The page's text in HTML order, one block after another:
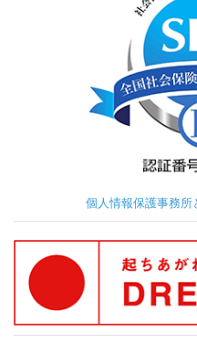
個人情報保護事務